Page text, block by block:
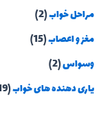
مراحل خواب(2)
مغز و اعصاب(15)
وسواس(2)
یاری دهنده های خواب(19)